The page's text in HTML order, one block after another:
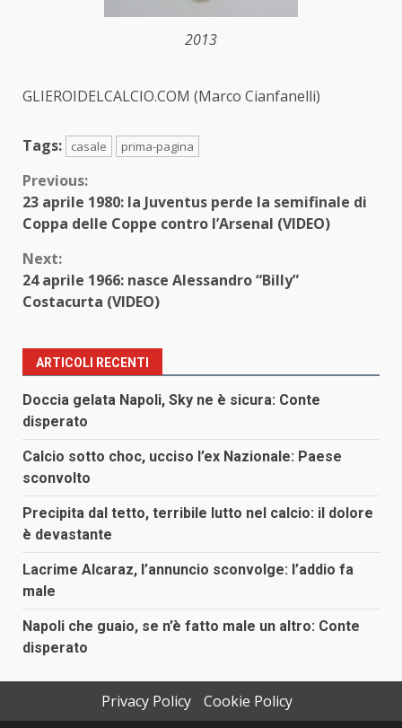
2013
GLIEROIDELCALCIO.COM (Marco Cianfanelli)
Tags: casale prima-pagina
Continue
Reading
Previous:
23 aprile 1980: la Juventus perde la semifinale di
Coppa delle Coppe contro l’Arsenal (VIDEO)
Next:
24 aprile 1966: nasce Alessandro “Billy”
Costacurta (VIDEO)
ARTICOLI RECENTI
Doccia gelata Napoli, Sky ne è sicura: Conte
disperato
Calcio sotto choc, ucciso l’ex Nazionale: Paese
sconvolto
Precipita dal tetto, terribile lutto nel calcio: il dolore
è devastante
Lacrime Alcaraz, l’annuncio sconvolge: l’addio fa
male
Napoli che guaio, se n’è fatto male un altro: Conte
disperato
Privacy Policy Cookie Policy